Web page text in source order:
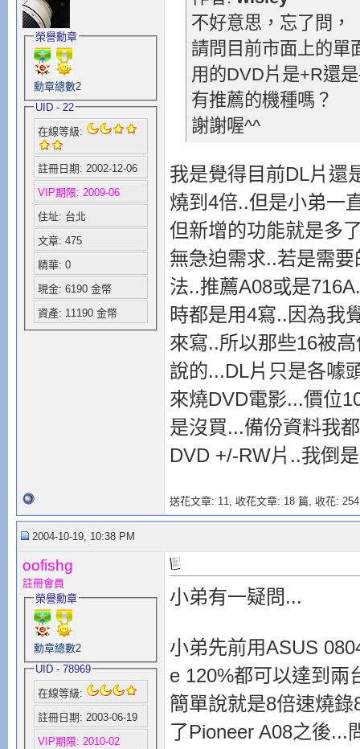
榮譽勳章
勳章總數2
UID - 22
在線等級:
註冊日期: 2002-12-06
VIP期限: 2009-06
住址: 台北
文章: 475
精華: 0
現金: 6190 金幣
資產: 11190 金幣
不好意思，忘了問，
請問目前市面上的單
用的DVD片是+R還
有推薦的機種嗎？
謝謝喔^^
我是覺得目前DL片還
燒到4倍..但是小弟一
但新增的功能就是多
無急迫需求..若是需
法..推薦A08或是
時都是用4寫..因為我
來寫..所以那些16被
說的...DL片只是各噱
來燒DVD電影...價位
是沒買...備份資料我
DVD +/-RW片..我倒
送花文章: 11, 收花文章: 18 篇, 收花:
2004-10-19, 10:38 PM
oofishg
註冊會員
榮譽勳章
勳章總數2
UID - 78969
在線等級:
註冊日期: 2003-06-19
VIP期限: 2010-02
小弟有一疑問...
小弟先前用ASUS
e 120%都可以達到兩
簡單說就是8倍速燒
了Pioneer A08之後...